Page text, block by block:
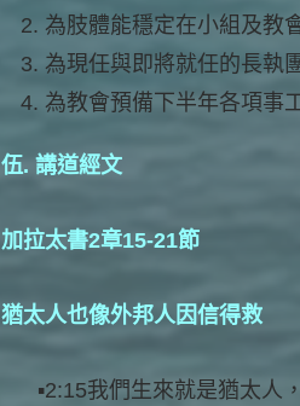
為肢體能穩定在小組及教
為現任與即將就任的長執
為教會預備下半年各項事
伍. 講道經文
加拉太書2章15-21節
猶太人也像外邦人因信得救
2:15我們生來就是猶太人